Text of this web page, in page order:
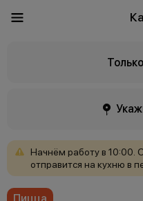
Начнём работу в 10:00.
отправится на кухню в